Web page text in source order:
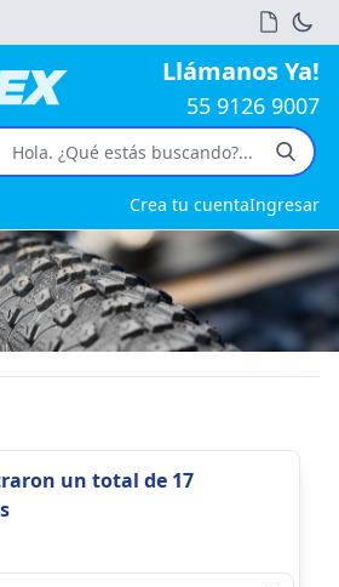
Llámanos Ya!
55 9126 9007
Crea tu cuentaIngresar
un total de 17